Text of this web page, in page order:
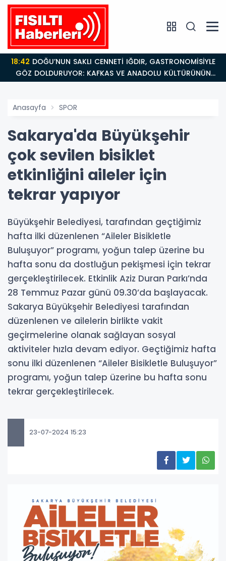
18:42
GÖZ DOLDURUYOR: KAFKAS VE ANADOLU KÜLTÜRÜNÜN
BULUŞMA NOKTASI
Anasayfa SPOR
Sakarya'da Büyükşehir
çok sevilen bisiklet
etkinliğini aileler için
tekrar yapıyor
Büyükşehir Belediyesi, tarafından geçtiğimiz
hafta ilki düzenlenen “Aileler Bisikletle
Buluşuyor” programı, yoğun talep üzerine bu
hafta sonu da dostluğun pekişmesi için tekrar
gerçekleştirilecek. Etkinlik Aziz Duran Parkı’nda
28 Temmuz Pazar günü 09.30’da başlayacak.
Sakarya Büyükşehir Belediyesi tarafından
düzenlenen ve ailelerin birlikte vakit
geçirmelerine olanak sağlayan sosyal
aktiviteler hızla devam ediyor. Geçtiğimiz hafta
sonu ilki düzenlenen “Aileler Bisikletle Buluşuyor”
programı, yoğun talep üzerine bu hafta sonu
tekrar gerçekleştirilecek.
23-07-2024 15:23